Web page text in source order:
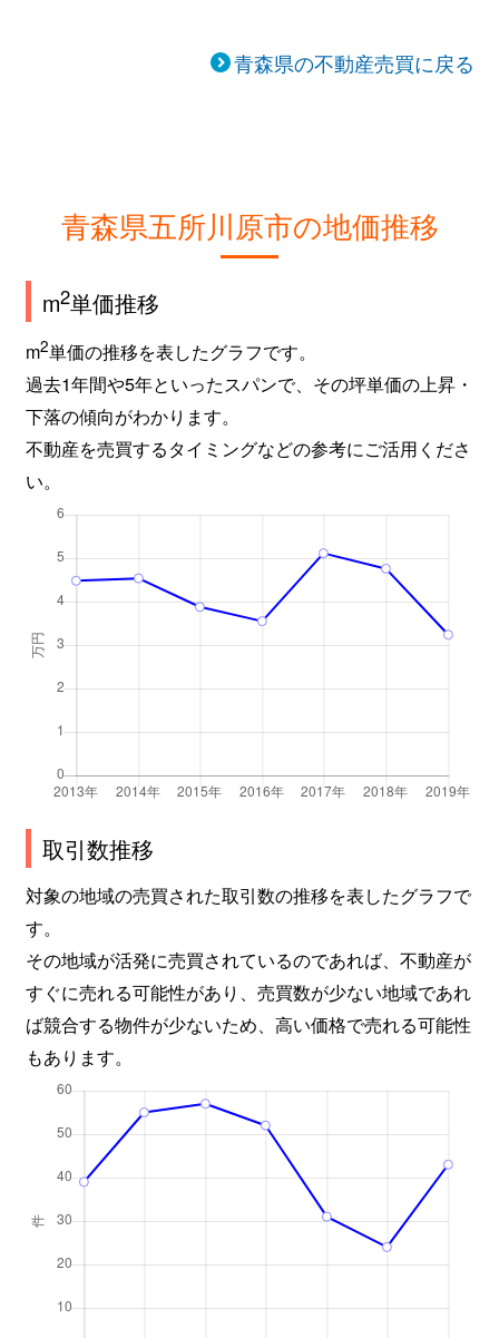
青森県の不動産売買に戻る
青森県五所川原市の地価推移
m2単価推移
m2単価の推移を表したグラフです。
過去1年間や5年といったスパンで、その坪単価の上昇・
下落の傾向がわかります。
不動産を売買するタイミングなどの参考にご活用くださ
い。
取引数推移
対象の地域の売買された取引数の推移を表したグラフで
す。
その地域が活発に売買されているのであれば、不動産が
すぐに売れる可能性があり、売買数が少ない地域であれ
ば競合する物件が少ないため、高い価格で売れる可能性
もあります。